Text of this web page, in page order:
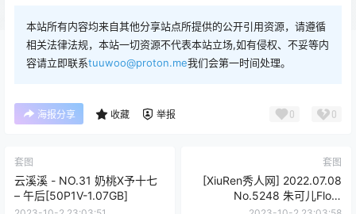
本站所有内容均来自其他分享站点所提供的公开引用资源，请遵循
相关法律法规，本站一切资源不代表本站立场,如有侵权、不妥等内
容请立即联系tuuwoo@proton.me我们会第一时间处理。
海报分享 收藏 举报 0 0
套图
云溪溪 - NO.31 奶桃X予十七
– 午后[50P1V-1.07GB]
套图
[XiuRen秀人网] 2022.07.08
No.5248 朱可儿Flora
[90+1P]